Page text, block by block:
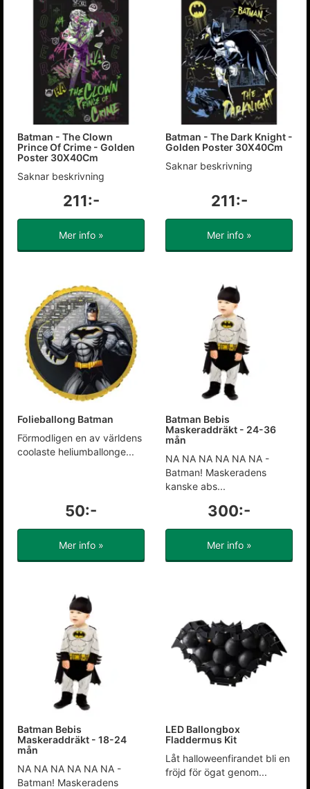
Batman - The Clown
Prince Of Crime - Golden
Poster 30X40Cm
Saknar beskrivning
211:-
Mer info »
Batman - The Dark Knight -
Golden Poster 30X40Cm
Saknar beskrivning
211:-
Mer info »
Folieballong Batman
Förmodligen en av världens
coolaste heliumballonge...
50:-
Mer info »
Batman Bebis
Maskeraddräkt - 24-36
mån
NA NA NA NA NA NA -
Batman! Maskeradens
kanske abs...
300:-
Mer info »
Batman Bebis
Maskeraddräkt - 18-24
mån
NA NA NA NA NA NA -
Batman! Maskeradens
LED Ballongbox
Fladdermus Kit
Låt halloweenfirandet bli en
fröjd för ögat genom...